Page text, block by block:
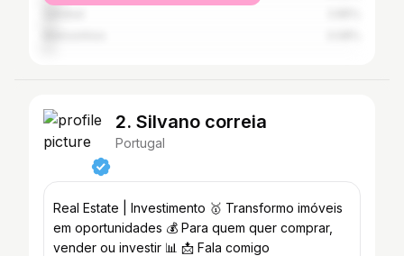
2. Silvano correia
Portugal
Real Estate | Investimento 🥇 Transformo imóveis
em oportunidades 💰 Para quem quer comprar,
vender ou investir 📊 📩 Fala comigo